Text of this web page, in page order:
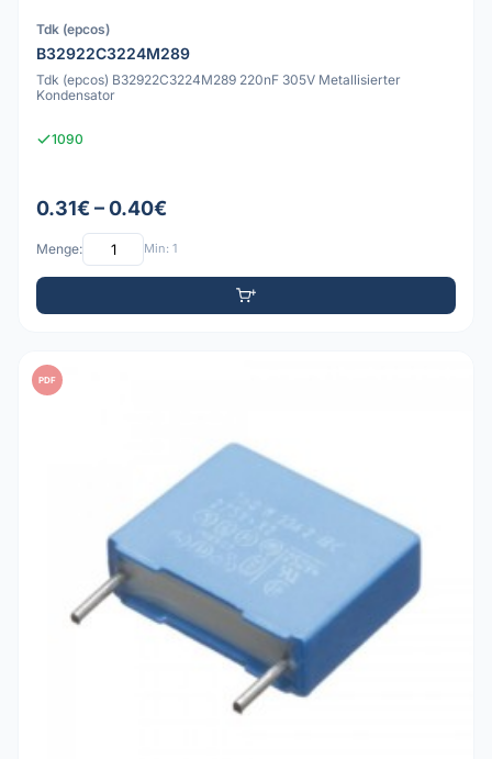
Tdk (epcos)
B32922C3224M289
Tdk (epcos) B32922C3224M289 220nF 305V Metallisierter
Kondensator
1090
0.31€ – 0.40€
Menge: Min: 1
PDF